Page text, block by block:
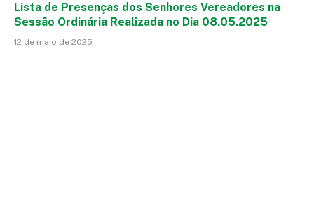
Lista de Presenças dos Senhores Vereadores na
Sessão Ordinária Realizada no Dia 08.05.2025
12 de maio de 2025